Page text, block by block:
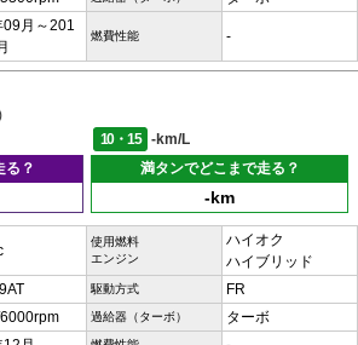
月～201
燃費性能 -
10・15
-km/L
る？
満タンでどこまで走る？
-km
使用燃料
エンジン
ハイオク
ハイブリッド
駆動方式 FR
過給器（ターボ） ターボ